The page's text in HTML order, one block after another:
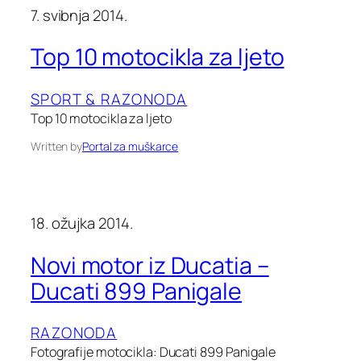
7. svibnja 2014.
Top 10 motocikla za ljeto
SPORT & RAZONODA
Top 10 motocikla za ljeto
Written byPortal za muškarce
18. ožujka 2014.
Novi motor iz Ducatia –
Ducati 899 Panigale
RAZONODA
Fotografije motocikla: Ducati 899 Panigale